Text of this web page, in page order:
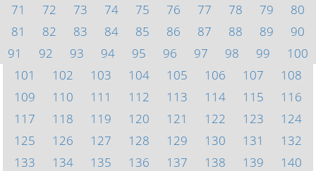
71
72 73 74 75 76 77 78 79
80
81
82 83 84 85 86 87 88 89
90
91
92 93 94 95 96 97 98 99
100
101
102 103 104 105 106 107
108
109
110 111 112 113 114 115
116
117
118 119 120 121 122 123
124
125
126 127 128 129 130 131
132
133
134 135 136 137 138 139
140